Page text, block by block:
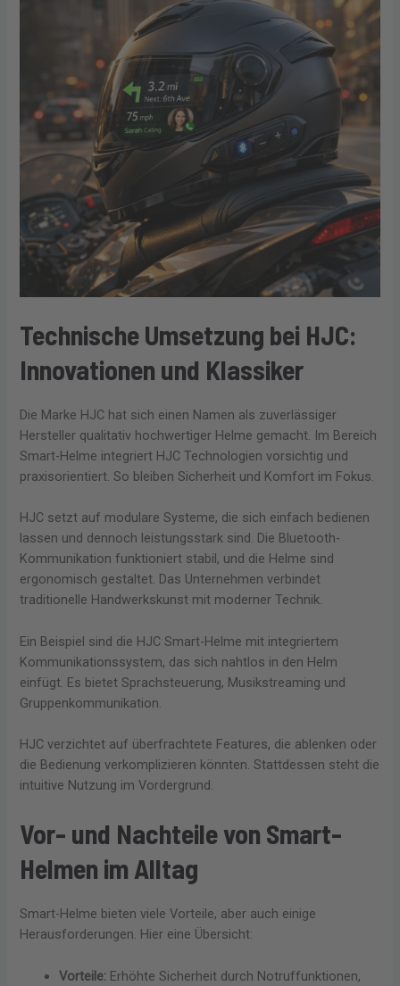
Technische Umsetzung bei HJC:
Innovationen und Klassiker
Die Marke HJC hat sich einen Namen als zuverlässiger
Hersteller qualitativ hochwertiger Helme gemacht. Im Bereich
Smart-Helme integriert HJC Technologien vorsichtig und
praxisorientiert. So bleiben Sicherheit und Komfort im Fokus.
HJC setzt auf modulare Systeme, die sich einfach bedienen
lassen und dennoch leistungsstark sind. Die Bluetooth-
Kommunikation funktioniert stabil, und die Helme sind
ergonomisch gestaltet. Das Unternehmen verbindet
traditionelle Handwerkskunst mit moderner Technik.
Ein Beispiel sind die HJC Smart-Helme mit integriertem
Kommunikationssystem, das sich nahtlos in den Helm
einfügt. Es bietet Sprachsteuerung, Musikstreaming und
Gruppenkommunikation.
HJC verzichtet auf überfrachtete Features, die ablenken oder
die Bedienung verkomplizieren könnten. Stattdessen steht die
intuitive Nutzung im Vordergrund.
Vor- und Nachteile von Smart-
Helmen im Alltag
Smart-Helme bieten viele Vorteile, aber auch einige
Herausforderungen. Hier eine Übersicht:
Vorteile: Erhöhte Sicherheit durch Notruffunktionen,